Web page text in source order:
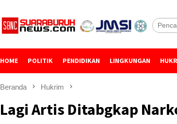
HOME POLITIK PENDIDIKAN LINGKUNGAN
Beranda Hukrim
Lagi Artis Ditabgkap